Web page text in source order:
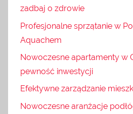
zadbaj o zdrowie
Profesjonalne sprzątanie w
Aquachem
Nowoczesne apartamenty w
pewność inwestycji
Efektywne zarządzanie
Nowoczesne aranżacje